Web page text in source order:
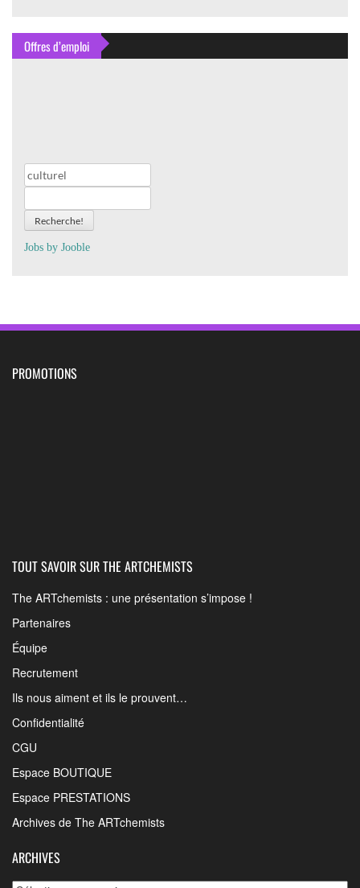
Offres d’emploi
Recherche!
Jobs by Jooble
PROMOTIONS
TOUT SAVOIR SUR THE ARTCHEMISTS
The ARTchemists : une présentation s’impose !
Partenaires
Équipe
Recrutement
Ils nous aiment et ils le prouvent…
Confidentialité
CGU
Espace BOUTIQUE
Espace PRESTATIONS
Archives de The ARTchemists
ARCHIVES